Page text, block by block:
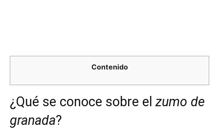
Contenido
¿Qué se conoce sobre elzumo de
granada?